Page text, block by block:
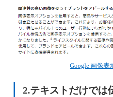
Google 画像表
2.テキストだけでは